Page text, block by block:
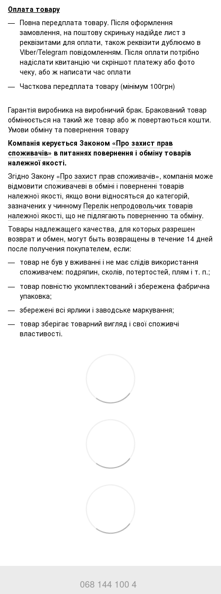
Оплата товару
Повна передплата товару. Після оформлення
замовлення, на поштову скриньку надійде лист з
реквізитами для оплати, також реквізити дублюємо в
Viber/Telegram повідомленням. Після оплати потрібно
надіслати квитанцію чи скріншот платежу або фото
чеку, або ж написати час оплати
Часткова передплата товару (мінімум 100грн)
Гарантія виробника на виробничий брак. Бракований товар
обмінюється на такий же товар або ж повертаються кошти.
Умови обміну та повернення товару
Компанія керується Законом «Про захист прав
споживачів» в питаннях повернення і обміну товарів
належної якості.
Згідно Закону «Про захист прав споживачів», компанія може
відмовити споживачеві в обміні і поверненні товарів
належної якості, якщо вони відносяться до категорій,
зазначених у чинному Перелік непродовольчих товарів
належної якості, що не підлягають поверненню та обміну.
Товары надлежащего качества, для которых разрешен
возврат и обмен, могут быть возвращены в течение 14 дней
после получения покупателем, если:
товар не був у вживанні і не має слідів використання
споживачем: подряпин, сколів, потертостей, плям і т. п.;
товар повністю укомплектований і збережена фабрична
упаковка;
збережені всі ярлики і заводське маркування;
товар зберігає товарний вигляд і свої споживчі
властивості.
068 144 100 4